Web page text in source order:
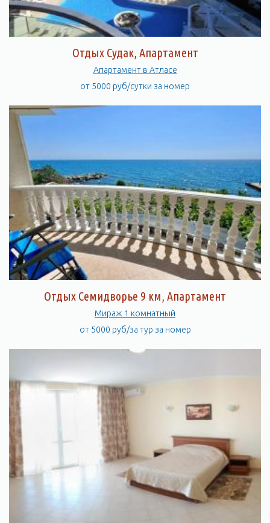
Отдых Судак, Апартамент
Апартамент в Атласе
от 5000 руб/сутки за номер
Отдых Семидворье 9 км, Апартамент
Мираж 1 комнатный
от 5000 руб/за тур за номер